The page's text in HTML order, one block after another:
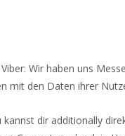
Wir haben uns
mit den Daten ihrer
dir additionally